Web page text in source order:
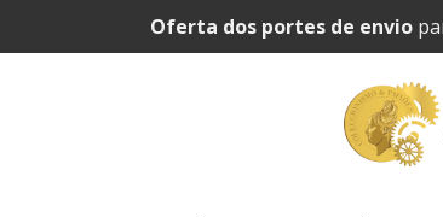
Oferta dos portes de envio